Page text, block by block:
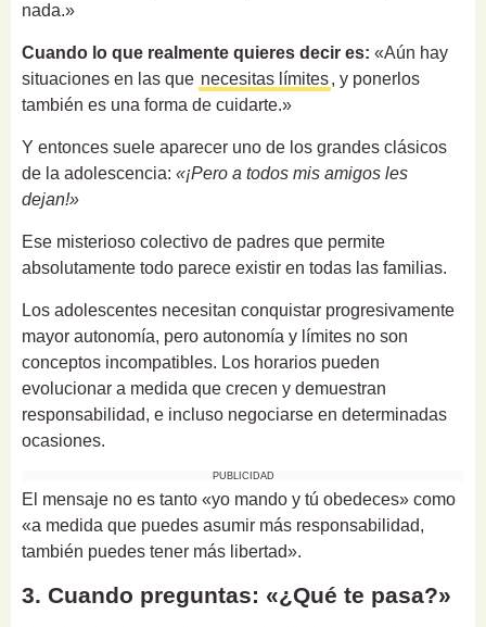
nada.»
Cuando lo que realmente quieres decir es: «Aún hay
situaciones en las que necesitas límites, y ponerlos
también es una forma de cuidarte.»
Y entonces suele aparecer uno de los grandes clásicos
de la adolescencia: «¡Pero a todos mis amigos les
dejan!»
Ese misterioso colectivo de padres que permite
absolutamente todo parece existir en todas las familias.
Los adolescentes necesitan conquistar progresivamente
mayor autonomía, pero autonomía y límites no son
conceptos incompatibles. Los horarios pueden
evolucionar a medida que crecen y demuestran
responsabilidad, e incluso negociarse en determinadas
ocasiones.
PUBLICIDAD
El mensaje no es tanto «yo mando y tú obedeces» como
«a medida que puedes asumir más responsabilidad,
también puedes tener más libertad».
3. Cuando preguntas: «¿Qué te pasa?»